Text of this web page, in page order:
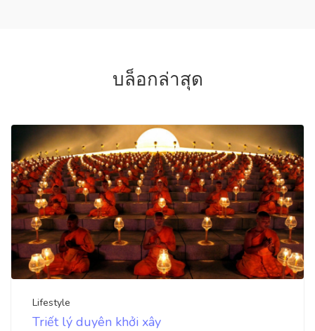
บล็อกล่าสุด
Lifestyle
Triết lý duyên khởi xây